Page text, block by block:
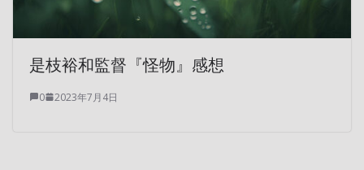
是枝裕和監督『怪物』感想
0 2023年7月4日